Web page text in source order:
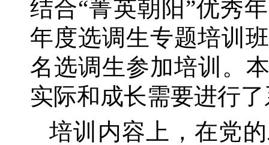
结合“菁英朝阳”优秀
年度选调生专题培训
名选调生参加培训。
实际和成长需要进行
培训内容上，在党